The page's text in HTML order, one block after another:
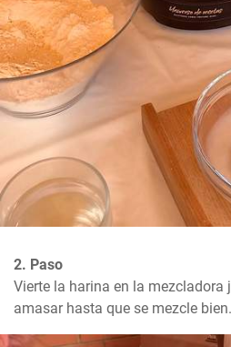
2. Paso
Vierte la harina en la mezcladora
amasar hasta que se mezcle bien.